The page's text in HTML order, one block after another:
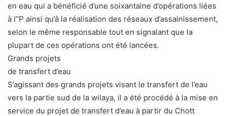
en eau qui a bénéficié d’une soixantaine d’opérations liées
à l’’P ainsi qu’à la réalisation des réseaux d’assainissement,
selon le même responsable tout en signalant que la
plupart de ces opérations ont été lancées.
Grands projets
de transfert d’eau
S’agissant des grands projets visant le transfert de l’eau
vers la partie sud de la wilaya, il a été procédé à la mise en
service du projet de transfert d’eau à partir du Chott